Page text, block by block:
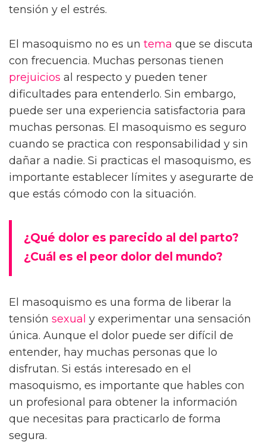
tensión y el estrés.
El masoquismo no es un tema que se discuta
con frecuencia. Muchas personas tienen
prejuicios al respecto y pueden tener
dificultades para entenderlo. Sin embargo,
puede ser una experiencia satisfactoria para
muchas personas. El masoquismo es seguro
cuando se practica con responsabilidad y sin
dañar a nadie. Si practicas el masoquismo, es
importante establecer límites y asegurarte de
que estás cómodo con la situación.
¿Qué dolor es parecido al del parto?
¿Cuál es el peor dolor del mundo?
El masoquismo es una forma de liberar la
tensión sexual y experimentar una sensación
única. Aunque el dolor puede ser difícil de
entender, hay muchas personas que lo
disfrutan. Si estás interesado en el
masoquismo, es importante que hables con
un profesional para obtener la información
que necesitas para practicarlo de forma
segura.